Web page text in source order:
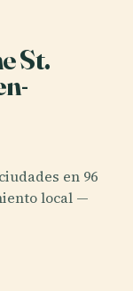
St.
en 96
local —